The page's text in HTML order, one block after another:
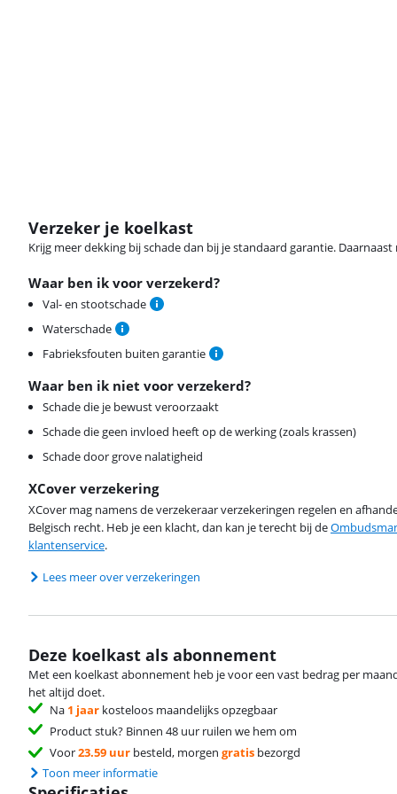
Verzeker je koelkast
Krijg meer dekking bij schade dan bij je standaard garantie.
Waar ben ik voor verzekerd?
Val- en stootschade
Waterschade
Fabrieksfouten buiten garantie
Waar ben ik niet voor verzekerd?
Schade die je bewust veroorzaakt
Schade die geen invloed heeft op de werking (zoals krassen)
Schade door grove nalatigheid
XCover verzekering
XCover mag namens de verzekeraar verzekeringen regelen en
Belgisch recht. Heb je een klacht, dan kan je terecht bij de
klantenservice.
Lees meer over verzekeringen
Deze koelkast als abonnement
Met een koelkast abonnement heb je voor een vast bedrag per
het altijd doet.
Na 1 jaar kosteloos maandelijks opzegbaar
Product stuk? Binnen 48 uur ruilen we hem om
Voor23.59 uur besteld, morgen gratis bezorgd
Toon meer informatie